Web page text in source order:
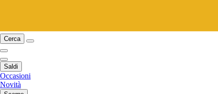
Cerca
Saldi
Occasioni
Novità